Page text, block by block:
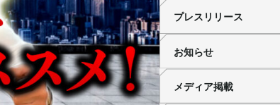
プレスリリース
お知らせ
メディア掲載